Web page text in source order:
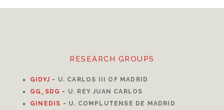
RESEARCH GROUPS
GIDYJ - U. CARLOS III OF MADRID
GG_SDG - U. REY JUAN CARLOS
GINEDIS - U. COMPLUTENSE DE MADRID